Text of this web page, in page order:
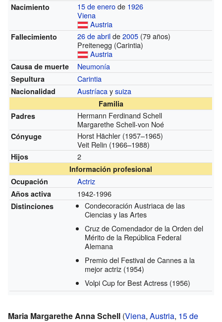
Nacimiento 15 de enerode 1926
Viena
Austria
Fallecimiento 26 de abrilde2005 (79 años)
Preitenegg (Carintia)
Austria
Causa de muerte Neumonía
Sepultura Carintia
Nacionalidad Austríacaysuiza
Familia
Padres
Hermann Ferdinand Schell
Margarethe Schell-von Noé
Cónyuge
Horst Hächler (1957–1965)
Veit Relin (1966–1988)
Hijos 2
Información profesional
Ocupación
Actriz
Años activa 1942-1996
Distinciones
Condecoración Austriaca de las
Ciencias y las Artes
Cruz de Comendador de la Orden del
Mérito de la República Federal
Alemana
Premio del Festival de Cannes a la
mejor actriz (1954)
Volpi Cup for Best Actress (1956)
Maria Margarethe Anna Schell (Viena, Austria, 15 de